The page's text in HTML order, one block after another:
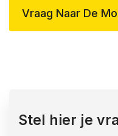
Vraag Naar De
Stel hier je